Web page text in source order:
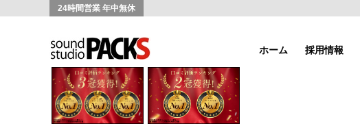
24時間営業 年中無休
ホーム 採用情報